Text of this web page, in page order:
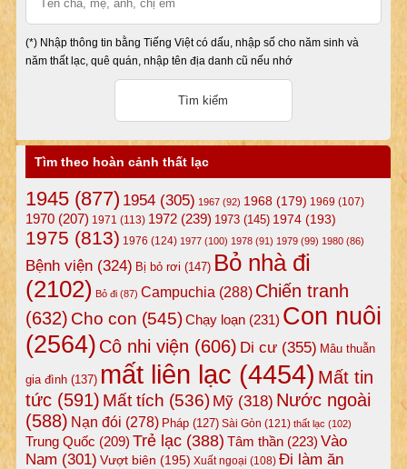
(*) Nhập thông tin bằng Tiếng Việt có dấu, nhập số cho năm sinh và
năm thất lạc, quê quán, nhập tên địa danh cũ nếu nhớ
Tìm theo hoàn cảnh thất lạc
1945(877) 1954(305) 1967(92) 1968(179) 1969 (107)
1970(207) 1971 (113) 1972(239) 1973(145) 1974(193)
1975 (813) 1976 (124) 1977(100) 1978(91) 1979(99) 1980(86)
Bệnh viện(324) Bị bỏ rơi (147) Bỏ nhà đi
(2102) Bỏ đi(87) Campuchia (288) Chiến tranh
(632) Cho con (545)Chạy loạn(231) Con nuôi
(2564) Cô nhi viện (606) Di cư(355) Mâu thuẫn
gia đình(137) mất liên lạc (4454) Mất tin
tức(591) Mất tích (536) Mỹ(318) Nước ngoài
(588) Nạn đói (278) Pháp(127) Sài Gòn (121) thất lạc (102)
Trung Quốc (209) Trẻ lạc(388) Tâm thần(223) Vào
Nam (301) Vượt biên (195) Xuất ngoại (108) Đi làm ăn